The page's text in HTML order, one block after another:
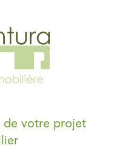
de votre projet